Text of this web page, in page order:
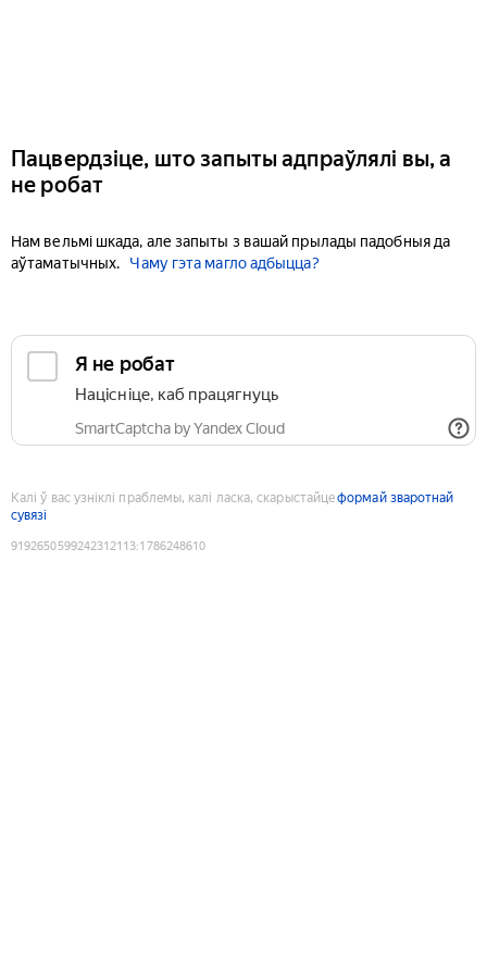
Пацвердзіце, што запыты адпраўлялі вы, а
не робат
Нам вельмі шкада, але запыты з вашай прылады падобныя да
аўтаматычных.
Чаму гэта магло адбыцца?
Я не робат
Націсніце, каб працягнуць
SmartCaptcha by Yandex Cloud
Калі ў вас узніклі праблемы, калі ласка, скарыстайцеформай зваротнай
сувязі
9192650599242312113:1786248610